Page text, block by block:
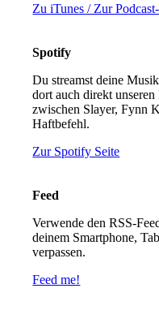
Zu iTunes / Zur
Spotify
Du streamst deine
dort auch direkt unseren
zwischen Slayer, Fynn
Haftbefehl.
Zur Spotify Seite
Feed
Verwende den RSS-
deinem Smartphone,
verpassen.
Feed me!